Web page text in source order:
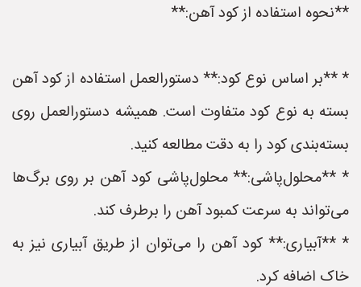
**نحوه استفاده از کود آهن:**
* **بر اساس نوع کود:** دستورالعمل استفاده از کود آهن
بسته به نوع کود متفاوت است. همیشه دستورالعمل روی
بسته‌بندی کود را به دقت مطالعه کنید.
* **محلول‌پاشی:** محلول‌پاشی کود آهن بر روی برگ‌ها
می‌تواند به سرعت کمبود آهن را برطرف کند.
* **آبیاری:** کود آهن را می‌توان از طریق آبیاری نیز به
خاک اضافه کرد.